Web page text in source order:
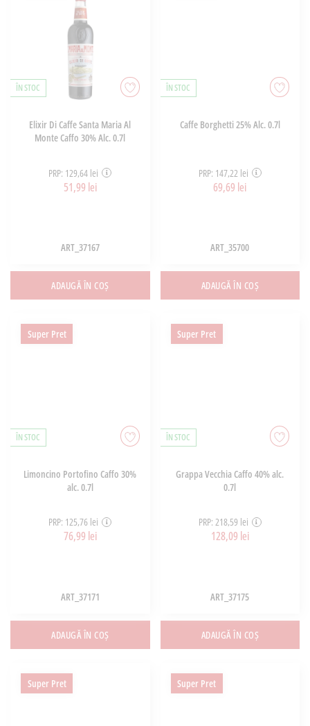
ÎN STOC
Elixir Di Caffe Santa Maria Al
Monte Caffo 30% Alc. 0.7l
PRP: 129,64 lei
51,99 lei
ART_37167
ADAUGĂ ÎN COȘ
ÎN STOC
Caffe Borghetti 25% Alc. 0.7l
PRP: 147,22 lei
69,69 lei
ART_35700
ADAUGĂ ÎN COȘ
Super Pret
ÎN STOC
Limoncino Portofino Caffo 30%
alc. 0.7l
PRP: 125,76 lei
76,99 lei
ART_37171
ADAUGĂ ÎN COȘ
Super Pret
ÎN STOC
Grappa Vecchia Caffo 40% alc.
0.7l
PRP: 218,59 lei
128,09 lei
ART_37175
ADAUGĂ ÎN COȘ
Super Pret Super Pret